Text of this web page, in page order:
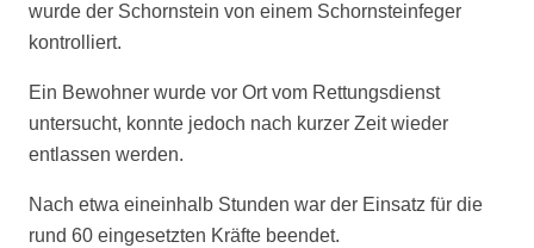
wurde der Schornstein von einem Schornsteinfeger
kontrolliert.
Ein Bewohner wurde vor Ort vom Rettungsdienst
untersucht, konnte jedoch nach kurzer Zeit wieder
entlassen werden.
Nach etwa eineinhalb Stunden war der Einsatz für die
rund 60 eingesetzten Kräfte beendet.